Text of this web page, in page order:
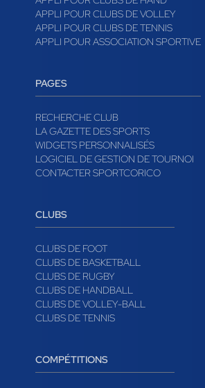
APPLI POUR CLUBS DE BASKET
APPLI POUR CLUBS DE RUGBY
APPLI POUR CLUBS DE HAND
APPLI POUR CLUBS DE VOLLEY
PAGES
RECHERCHE CLUB
LA GAZETTE DES SPORTS
WIDGETS PERSONNALISÉS
CLUBS
CLUBS DE FOOT
CLUBS DE BASKETBALL
CLUBS DE RUGBY
CLUBS DE HANDBALL
CLUBS DE TENNIS